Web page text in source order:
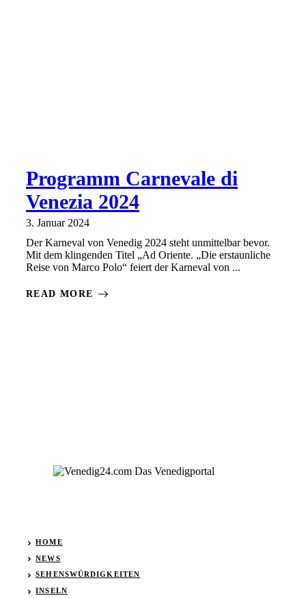
Programm Carnevale di
Venezia 2024
3. Januar 2024
Der Karneval von Venedig 2024 steht unmittelbar bevor.
Mit dem klingenden Titel „Ad Oriente. „Die erstaunliche
Reise von Marco Polo“ feiert der Karneval von ...
READ MORE
HOME
NEWS
SEHENSWÜRDIGKEITEN
INSELN